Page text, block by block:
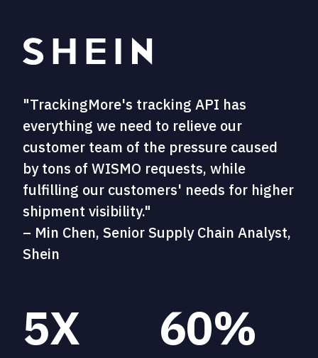
"TrackingMore's tracking API has
everything we need to relieve our
customer team of the pressure caused
by tons of WISMO requests, while
fulfilling our customers' needs for higher
shipment visibility."
– Min Chen, Senior Supply Chain Analyst,
Shein
5X 60%